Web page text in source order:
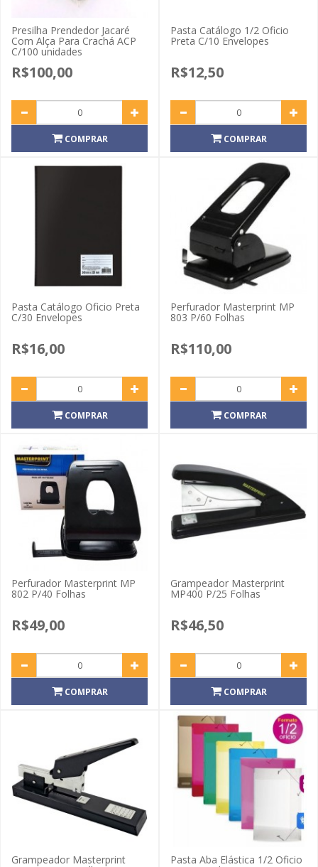
Presilha Prendedor Jacaré
Com Alça Para Crachá ACP
C/100 unidades
R$100,00
COMPRAR
Pasta Catálogo 1/2 Oficio
Preta C/10 Envelopes
R$12,50
COMPRAR
Pasta Catálogo Oficio Preta
C/30 Envelopes
R$16,00
COMPRAR
Perfurador Masterprint MP
803 P/60 Folhas
R$110,00
COMPRAR
Perfurador Masterprint MP
802 P/40 Folhas
R$49,00
COMPRAR
Grampeador Masterprint
MP400 P/25 Folhas
R$46,50
COMPRAR
Grampeador Masterprint Pasta Aba Elástica 1/2 Oficio